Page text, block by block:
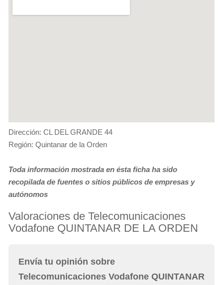
Dirección: CL DEL GRANDE 44
Región: Quintanar de la Orden
Toda información mostrada en ésta ficha ha sido
recopilada de fuentes o sitios públicos de empresas y
autónomos
Valoraciones de Telecomunicaciones
Vodafone QUINTANAR DE LA ORDEN
Envía tu opinión sobre
Telecomunicaciones Vodafone QUINTANAR